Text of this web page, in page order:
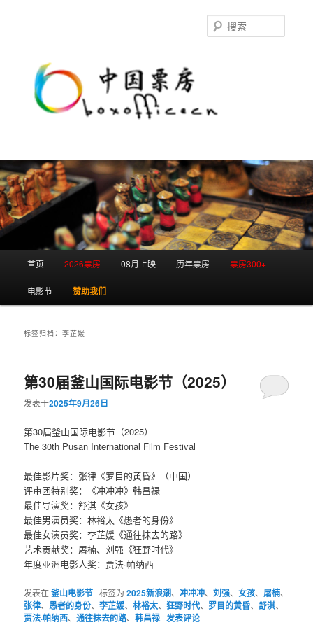
首页 2026票房 08月上映 历年票房 票房300+
电影节 赞助我们
标签归档：李芷媛
第30届釜山国际电影节（2025）
发表于2025年9月26日
第30届釜山国际电影节（2025）
The 30th Pusan International Film Festival
最佳影片奖：张律《罗目的黄昏》（中国）
评审团特别奖：《冲冲冲》韩昌禄
最佳导演奖：舒淇《女孩》
最佳男演员奖：林裕太《愚者的身份》
最佳女演员奖：李芷媛《通往抹去的路》
艺术贡献奖：屠楠、刘强《狂野时代》
年度亚洲电影人奖：贾法·帕纳西
发表在釜山电影节 |标签为 2025新浪潮、冲冲冲、刘强、女孩、 屠楠、
张律、 愚者的身份、李芷媛、林裕太、狂野时代、 罗目的黄昏、舒淇、
贾法·帕纳西、通往抹去的路、韩昌禄 |发表评论